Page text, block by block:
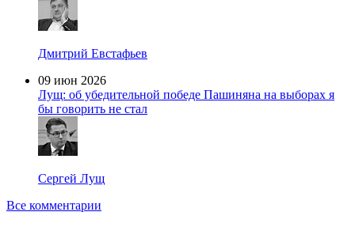
Дмитрий Евстафьев
09 июн 2026
Лущ: об убедительной победе Пашиняна на выборах я
бы говорить не стал
Сергей Лущ
Все комментарии